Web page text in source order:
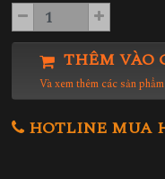
THÊM VÀO
Và xem thêm các sản
HOTLINE MUA